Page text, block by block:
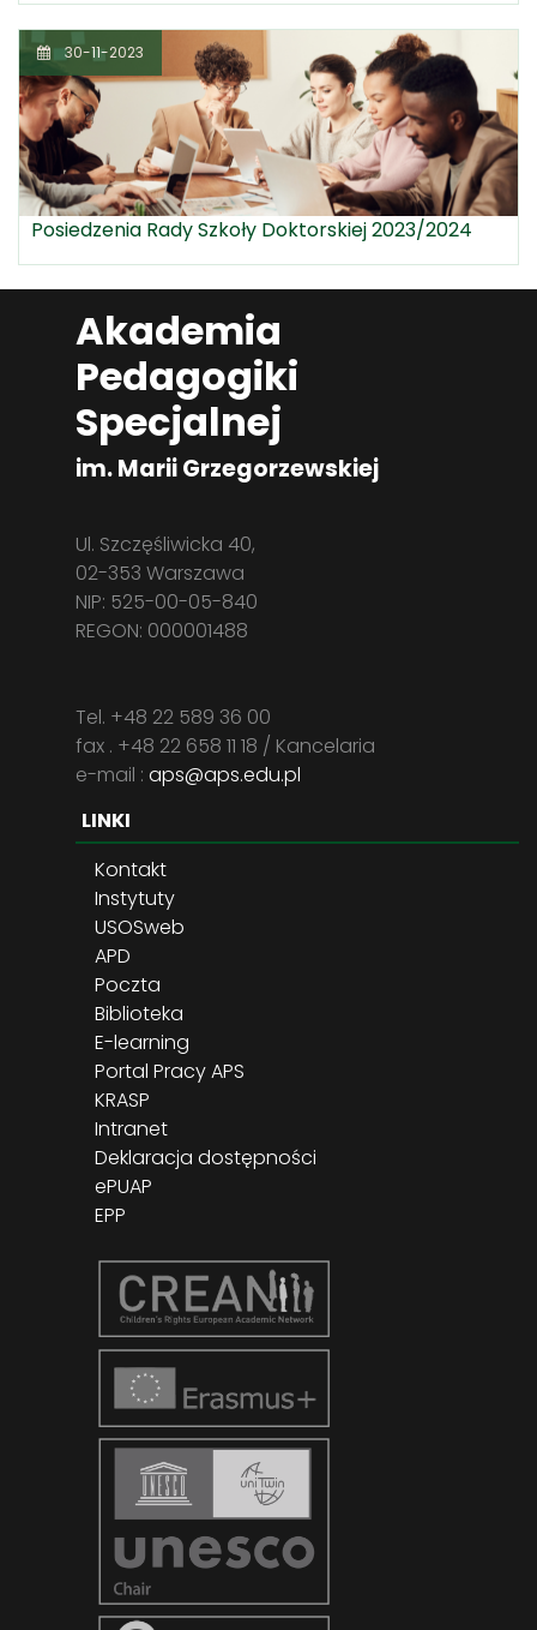
30-11-2023
Posiedzenia Rady Szkoły Doktorskiej 2023/2024
Akademia
Pedagogiki
Specjalnej
im. Marii Grzegorzewskiej
Ul. Szczęśliwicka 40,
02-353 Warszawa
NIP: 525-00-05-840
REGON: 000001488
Tel. +48 22 589 36 00
fax . +48 22 658 11 18 / Kancelaria
e-mail : aps@aps.edu.pl
LINKI
Kontakt
Instytuty
USOSweb
APD
Poczta
Biblioteka
E-learning
Portal Pracy APS
KRASP
Intranet
Deklaracja dostępności
ePUAP
EPP